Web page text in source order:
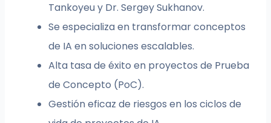
Tankoyeu y Dr. Sergey Sukhanov.
Se especializa en transformar conceptos
de IA en soluciones escalables.
Alta tasa de éxito en proyectos de Prueba
de Concepto (PoC).
Gestión eficaz de riesgos en los ciclos de